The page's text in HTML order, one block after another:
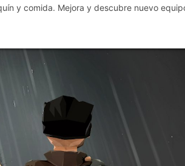
y comida. Mejora y descubre nuevo